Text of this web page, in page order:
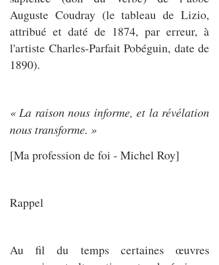
Auguste Coudray (le tableau de Lizio,
attribué et daté de 1874, par erreur, à
l'artiste Charles-Parfait Pobéguin, date de
1890).
« La raison nous informe, et la révélation
nous transforme. »
[Ma profession de foi - Michel Roy]
Rappel
Au fil du temps certaines œuvres